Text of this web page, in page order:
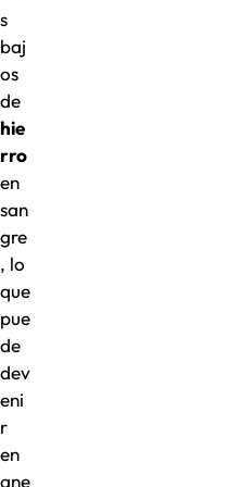
s
baj
os
de
hie
rro
en
san
gre
, lo
que
pue
de
dev
eni
r
en
ane